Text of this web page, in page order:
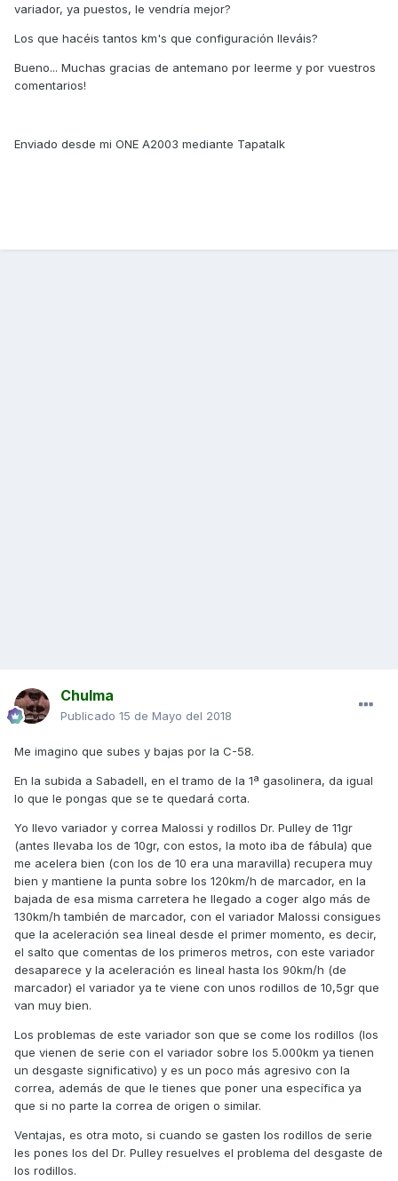
variador, ya puestos, le vendría mejor?
Los que hacéis tantos km's que configuración lleváis?
Bueno... Muchas gracias de antemano por leerme y por vuestros
comentarios!
Enviado desde mi ONE A2003 mediante Tapatalk
Chulma
Publicado 15 de Mayo del 2018
Me imagino que subes y bajas por la C-58.
En la subida a Sabadell, en el tramo de la 1ª gasolinera, da igual
lo que le pongas que se te quedará corta.
Yo llevo variador y correa Malossi y rodillos Dr. Pulley de 11gr
(antes llevaba los de 10gr, con estos, la moto iba de fábula) que
me acelera bien (con los de 10 era una maravilla) recupera muy
bien y mantiene la punta sobre los 120km/h de marcador, en la
bajada de esa misma carretera he llegado a coger algo más de
130km/h también de marcador, con el variador Malossi consigues
que la aceleración sea lineal desde el primer momento, es decir,
el salto que comentas de los primeros metros, con este variador
desaparece y la aceleración es lineal hasta los 90km/h (de
marcador) el variador ya te viene con unos rodillos de 10,5gr que
van muy bien.
Los problemas de este variador son que se come los rodillos (los
que vienen de serie con el variador sobre los 5.000km ya tienen
un desgaste significativo) y es un poco más agresivo con la
correa, además de que le tienes que poner una específica ya
que si no parte la correa de origen o similar.
Ventajas, es otra moto, si cuando se gasten los rodillos de serie
les pones los del Dr. Pulley resuelves el problema del desgaste de
los rodillos.